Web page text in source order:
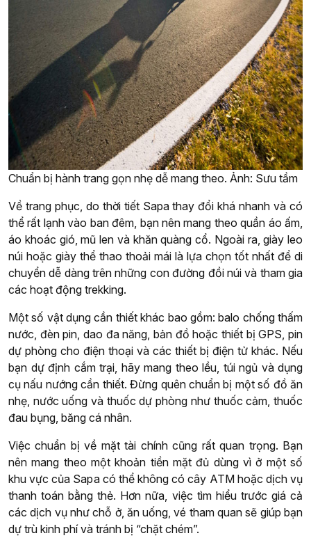
Chuẩn bị hành trang gọn nhẹ dễ mang theo. Ảnh: Sưu tầm
Về trang phục, do thời tiết Sapa thay đổi khá nhanh và có
thể rất lạnh vào ban đêm, bạn nên mang theo quần áo ấm,
áo khoác gió, mũ len và khăn quàng cổ. Ngoài ra, giày leo
núi hoặc giày thể thao thoải mái là lựa chọn tốt nhất để di
chuyển dễ dàng trên những con đường đồi núi và tham gia
các hoạt động trekking.
Một số vật dụng cần thiết khác bao gồm: balo chống thấm
nước, đèn pin, dao đa năng, bản đồ hoặc thiết bị GPS, pin
dự phòng cho điện thoại và các thiết bị điện tử khác. Nếu
bạn dự định cắm trại, hãy mang theo lều, túi ngủ và dụng
cụ nấu nướng cần thiết. Đừng quên chuẩn bị một số đồ ăn
nhẹ, nước uống và thuốc dự phòng như thuốc cảm, thuốc
đau bụng, băng cá nhân.
Việc chuẩn bị về mặt tài chính cũng rất quan trọng. Bạn
nên mang theo một khoản tiền mặt đủ dùng vì ở một số
khu vực của Sapa có thể không có cây ATM hoặc dịch vụ
thanh toán bằng thẻ. Hơn nữa, việc tìm hiểu trước giá cả
các dịch vụ như chỗ ở, ăn uống, vé tham quan sẽ giúp bạn
dự trù kinh phí và tránh bị “chặt chém”.